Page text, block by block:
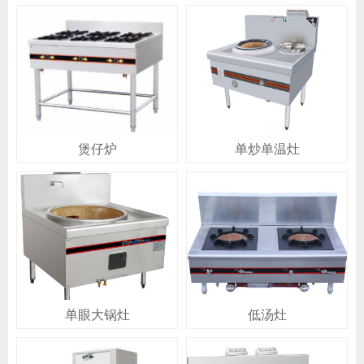
煲仔炉 单炒单温灶
单眼大锅灶 低汤灶